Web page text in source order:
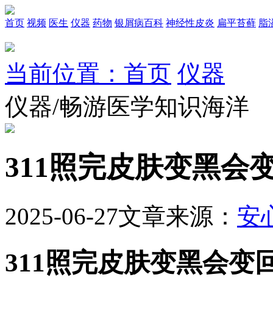
首页 视频 医生 仪器 药物 银屑病百科 神经性皮炎 扁平苔藓 脂
当前位置：首页 仪器
仪器/畅游医学知识海洋
311照完皮肤变黑会
2025-06-27文章来源： 安
311照完皮肤变黑会变